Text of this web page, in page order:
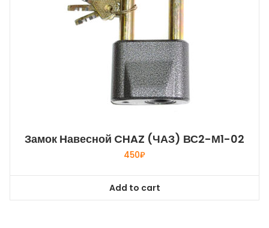
Замок Навесной CHAZ (ЧАЗ) ВС2-М1-02
450₽
Add to cart